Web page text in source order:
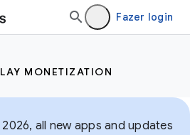
Fazer login
MONETIZATION
2026, all new apps and updates